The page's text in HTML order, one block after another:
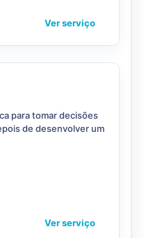
Ver serviço
para tomar decisões
de desenvolver um
Ver serviço